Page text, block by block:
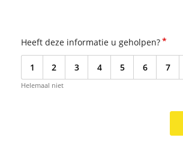
Heeft deze informatie u geholpen?*
1 2 3 4 5 6 7
Helemaal niet